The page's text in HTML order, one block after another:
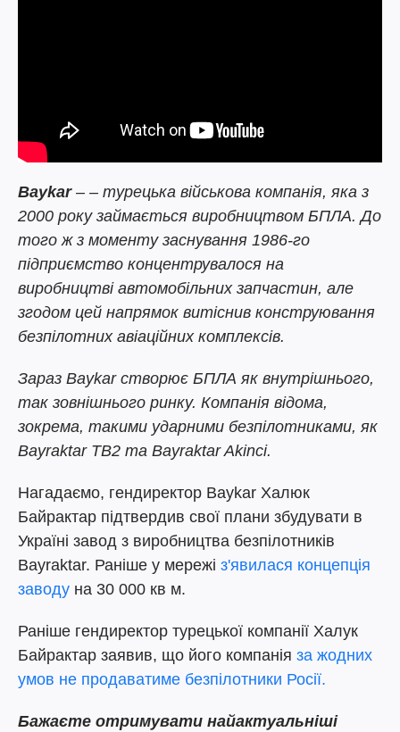
Baykar– – турецька військова компанія, яка з
2000 року займається виробництвом БПЛА. До
того ж з моменту заснування 1986-го
підприємство концентрувалося на
виробництві автомобільних запчастин, але
згодом цей напрямок витіснив конструювання
безпілотних авіаційних комплексів.
Зараз Baykar створює БПЛА як внутрішнього,
так зовнішнього ринку. Компанія відома,
зокрема, такими ударними безпілотниками, як
Bayraktar TB2 та Bayraktar Akinci.
Нагадаємо, гендиректор Baykar Халюк
Байрактар підтвердив свої плани збудувати в
Україні завод з виробництва безпілотників
Bayraktar. Раніше у мережі з'явилася концепція
заводу на 30 000 кв м.
Раніше гендиректор турецької компанії Халук
Байрактар заявив, що його компанія за жодних
умов не продаватиме безпілотники Росії.
Бажаєте отримувати найактуальніші